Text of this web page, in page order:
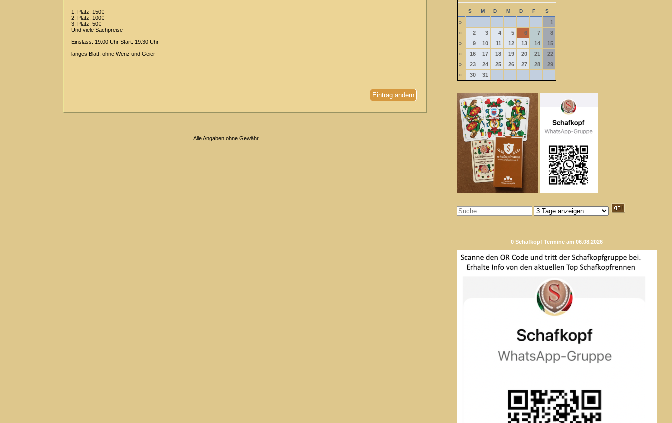
1. Platz: 150€
2. Platz: 100€
3. Platz: 50€
Und viele Sachpreise
Einslass: 19:00 Uhr Start: 19:30 Uhr
langes Blatt, ohne Wenz und Geier
Eintrag ändern
Alle Angaben ohne Gewähr
S M D M D F S
»
1
»
2 3 4 5 6 7
8
»
9 10 11 12 13 14
15
»
16 17 18 19 20 21
22
»
23 24 25 26 27 28
29
»
30 31
0 Schafkopf Termine am 06.08.2026